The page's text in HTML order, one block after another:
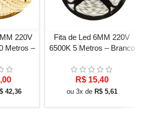
220V
Metros –
42,36
Fita de Led 6MM 220V
6500K 5 Metros – Branco
R$15,40
ou 3x de R$5,61